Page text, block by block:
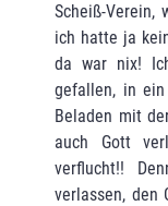
Scheiß-Verein,
ich hatte ja
da war nix!
gefallen, in
Beladen mit
auch Gott
verflucht!!
verlassen, den